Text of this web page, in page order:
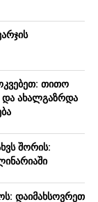
თითო
და ახალგაზრდა
შორის:
დაიმახსოვრეთ